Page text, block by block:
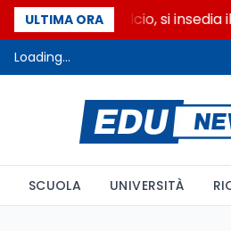
ULTIMA ORA
Riforma del calcio, si insedia
Loading...
SCUOLA UNIVERSITÀ